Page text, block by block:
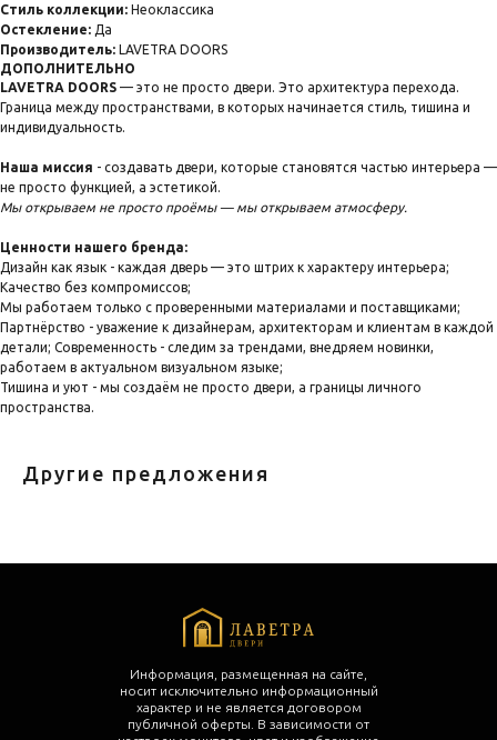
Cтиль коллекции: Неоклассика
Остекление: Да
Производитель: LAVETRA DOORS
ДОПОЛНИТЕЛЬНО
LAVETRA DOORS — это не просто двери. Это архитектура перехода.
Граница между пространствами, в которых начинается стиль, тишина и
индивидуальность.
Наша миссия - создавать двери, которые становятся частью интерьера —
не просто функцией, а эстетикой.
Мы открываем не просто проёмы — мы открываем атмосферу.
Ценности нашего бренда:
Дизайн как язык - каждая дверь — это штрих к характеру интерьера;
Качество без компромиссов;
Мы работаем только с проверенными материалами и поставщиками;
Партнёрство - уважение к дизайнерам, архитекторам и клиентам в каждой
детали; Современность - следим за трендами, внедряем новинки,
работаем в актуальном визуальном языке;
Тишина и уют - мы создаём не просто двери, а границы личного
пространства.
Другие предложения
Информация, размещенная на сайте,
носит исключительно информационный
характер и не является договором
публичной оферты. В зависимости от